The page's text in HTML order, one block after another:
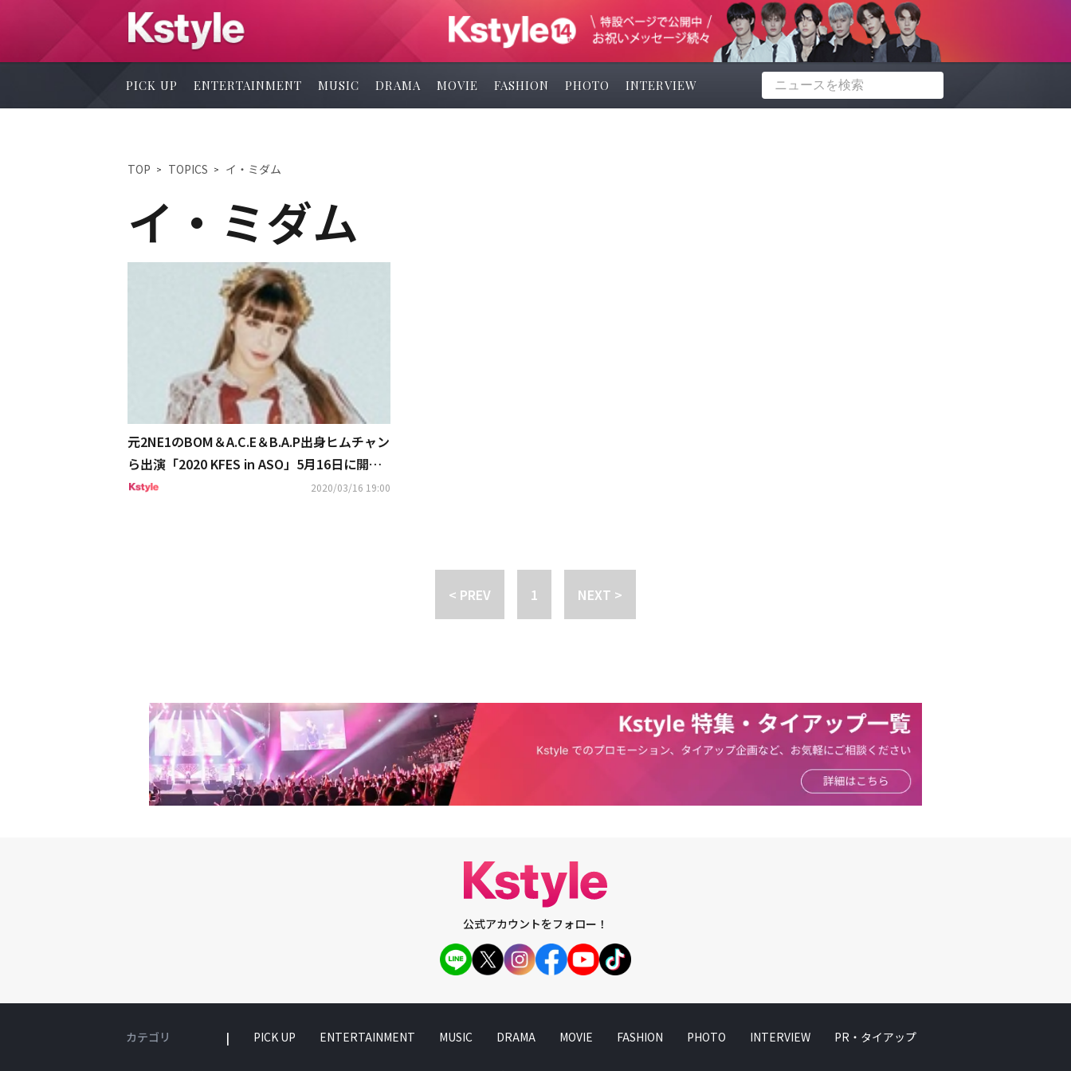
PICK UP ENTERTAINMENT MUSIC DRAMA MOVIE FASHION PHOTO INTERVIEW
TOP TOPICS イ・ミダム
イ・ミダム
元2NE1のBOM＆A.C.E＆B.A.P出身ヒムチャン
ら出演「2020 KFES in ASO」5月16日に開催
決定
2020/03/16 19:00
< PREV 1 NEXT >
公式アカウントをフォロー！
カテゴリ PICK UP ENTERTAINMENT MUSIC DRAMA MOVIE FASHION PHOTO INTERVIEW PR・タイアップ